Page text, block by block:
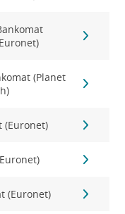
(Planet
(Euronet)
(Euronet)